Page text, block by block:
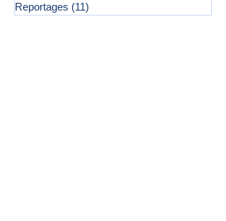
Reportages (11)